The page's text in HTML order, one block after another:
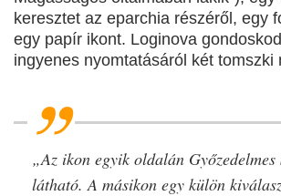
keresztet az eparchia részéről, egy
egy papír ikont. Loginova
ingyenes nyomtatásáról két tomszki
„Az ikon egyik oldalán Győzedelmes
látható. A másikon egy külön